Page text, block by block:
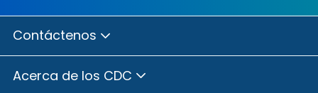
Contáctenos
Acerca de los CDC